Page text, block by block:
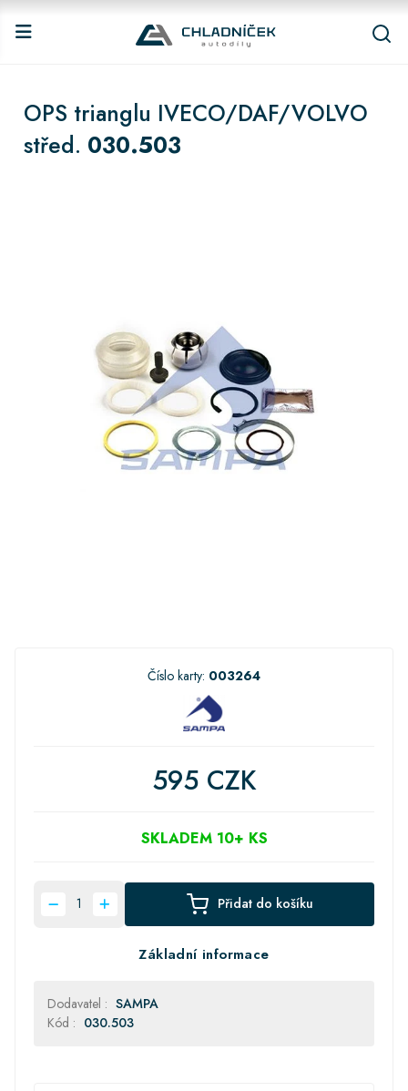
OPS trianglu IVECO/DAF/VOLVO
střed. 030.503
Číslo karty: 003264
595 CZK
SKLADEM 10+ KS
Přidat do košíku
Základní informace
Dodavatel : SAMPA
Kód : 030.503